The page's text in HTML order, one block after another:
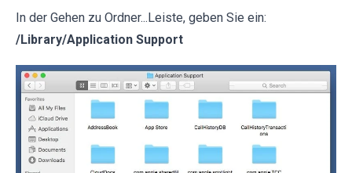
In der Gehen zu Ordner...Leiste, geben Sie ein:
/Library/Application Support